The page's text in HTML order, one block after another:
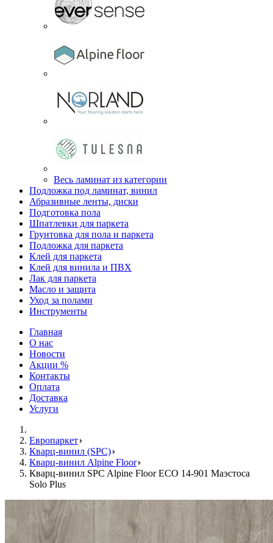
Весь ламинат из категории
Подложка под ламинат, винил
Абразивные ленты, диски
Подготовка пола
Шпатлевки для паркета
Грунтовка для пола и паркета
Подложка для паркета
Клей для паркета
Клей для винила и ПВХ
Лак для паркета
Масло и защита
Уход за полами
Инструменты
Главная
О нас
Новости
Акции %
Контакты
Оплата
Доставка
Услуги
Европаркет
Кварц-винил (SPC)
Кварц-винил Alpine Floor
Кварц-винил SPC Alpine Floor ЕСО 14-901 Маэстоса
Solo Plus